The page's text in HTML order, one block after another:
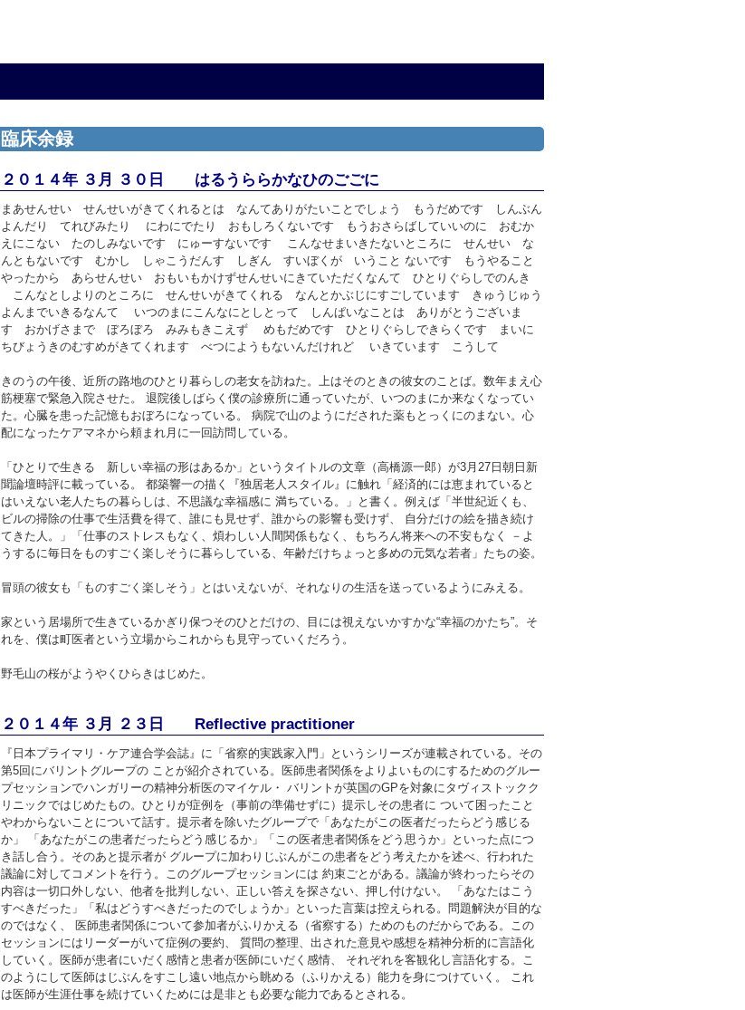
臨床余録
２０１４年 ３月 ３０日 はるうららかなひのごごに
まあせんせい せんせいがきてくれるとは なんてありがたいことでしょう もうだめです しんぶん
よんだり てれびみたり にわにでたり おもしろくないです もうおさらばしていいのに おむか
えにこない たのしみないです にゅーすないです こんなせまいきたないところに せんせい な
んともないです むかし しゃこうだんす しぎん すいぼくが いうこと ないです もうやること
やったから あらせんせい おもいもかけずせんせいにきていただくなんて ひとりぐらしでのんき
こんなとしよりのところに せんせいがきてくれる なんとかぶじにすごしています きゅうじゅう
よんまでいきるなんて いつのまにこんなにとしとって しんぱいなことは ありがとうございま
す おかげさまで ぼろぼろ みみもきこえず めもだめです ひとりぐらしできらくです まいに
ちびょうきのむすめがきてくれます べつにようもないんだけれど いきています こうして
きのうの午後、近所の路地のひとり暮らしの老女を訪ねた。上はそのときの彼女のことば。数年まえ心
筋梗塞で緊急入院させた。 退院後しばらく僕の診療所に通っていたが、いつのまにか来なくなってい
た。心臓を患った記憶もおぼろになっている。 病院で山のようにだされた薬もとっくにのまない。心
配になったケアマネから頼まれ月に一回訪問している。
「ひとりで生きる 新しい幸福の形はあるか」というタイトルの文章（高橋源一郎）が3月27日朝日新
聞論壇時評に載っている。 都築響一の描く『独居老人スタイル』に触れ「経済的には恵まれていると
はいえない老人たちの暮らしは、不思議な幸福感に 満ちている。」と書く。例えば「半世紀近くも、
ビルの掃除の仕事で生活費を得て、誰にも見せず、誰からの影響も受けず、 自分だけの絵を描き続け
てきた人。」「仕事のストレスもなく、煩わしい人間関係もなく、もちろん将来への不安もなく －よ
うするに毎日をものすごく楽しそうに暮らしている、年齢だけちょっと多めの元気な若者」たちの姿。
冒頭の彼女も「ものすごく楽しそう」とはいえないが、それなりの生活を送っているようにみえる。
家という居場所で生きているかぎり保つそのひとだけの、目には視えないかすかな“幸福のかたち”。そ
れを、僕は町医者という立場からこれからも見守っていくだろう。
野毛山の桜がようやくひらきはじめた。
２０１４年 ３月 ２３日 Reflective practitioner
『日本プライマリ・ケア連合学会誌』に「省察的実践家入門」というシリーズが連載されている。その
第5回にバリントグループの ことが紹介されている。医師患者関係をよりよいものにするためのグルー
プセッションでハンガリーの精神分析医のマイケル・ バリントが英国のGPを対象にタヴィストックク
リニックではじめたもの。ひとりが症例を（事前の準備せずに）提示しその患者に ついて困ったこと
やわからないことについて話す。提示者を除いたグループで「あなたがこの医者だったらどう感じる
か」 「あなたがこの患者だったらどう感じるか」「この医者患者関係をどう思うか」といった点につ
き話し合う。そのあと提示者が グループに加わりじぶんがこの患者をどう考えたかを述べ、行われた
議論に対してコメントを行う。このグループセッションには 約束ごとがある。議論が終わったらその
内容は一切口外しない、他者を批判しない、正しい答えを探さない、押し付けない。 「あなたはこう
すべきだった」「私はどうすべきだったのでしょうか」といった言葉は控えられる。問題解決が目的な
のではなく、 医師患者関係について参加者がふりかえる（省察する）ためのものだからである。この
セッションにはリーダーがいて症例の要約、 質問の整理、出された意見や感想を精神分析的に言語化
していく。医師が患者にいだく感情と患者が医師にいだく感情、 それぞれを客観化し言語化する。こ
のようにして医師はじぶんをすこし遠い地点から眺める（ふりかえる）能力を身につけていく。 これ
は医師が生涯仕事を続けていくためには是非とも必要な能力であるとされる。